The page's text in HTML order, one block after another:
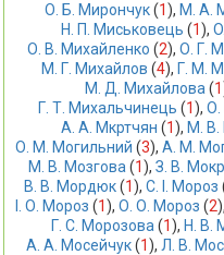
О. Б. Мирончук (1), М. А.
Н. П. Миськовець (1),
О. В. Михайленко (2), О. Г.
М. Г. Михайлов (4), Г. М.
М. Д. Михайлова (1
Г. Т. Михальчинець (1), О.
А. А. Мкртчян (1), М. В.
О. М. Могильний (3), А. М.
М. В. Мозгова (1), З. В.
В. В. Мордюк (1), С. І. Мороз
І. О. Мороз (1), О. О. Мороз (2),
Г. С. Морозова (1), Н. В.
А. А. Мосейчук (1), Л. В.